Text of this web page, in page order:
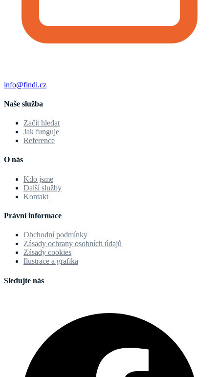
info@findi.cz
Naše služba
Začít hledat
Jak funguje
Reference
O nás
Kdo jsme
Další služby
Kontakt
Právní informace
Obchodní podmínky
Zásady ochrany osobních údajů
Zásady cookies
Ilustrace a grafika
Sledujte nás